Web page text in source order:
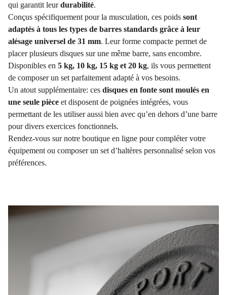
qui garantit leurdurabilité.
Conçus spécifiquement pour la musculation, ces poids sont
adaptés à tous les types de barres standards grâce à leur
alésage universel de 31 mm. Leur forme compacte permet de
placer plusieurs disques sur une même barre, sans encombre.
Disponibles en 5 kg, 10 kg, 15 kg et 20 kg, ils vous permettent
de composer un set parfaitement adapté à vos besoins.
Un atout supplémentaire: ces disques en fonte sont moulés en
une seule pièce et disposent de poignées intégrées, vous
permettant de les utiliser aussi bien avec qu’en dehors d’une barre
pour divers exercices fonctionnels.
Rendez-vous sur notre boutique en ligne pour compléter votre
équipement ou composer un set d’haltères personnalisé selon vos
préférences.